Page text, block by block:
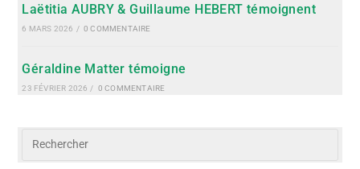
Laëtitia AUBRY & Guillaume HEBERT témoignent
6 MARS 2026 / 0 COMMENTAIRE
Géraldine Matter témoigne
23 FÉVRIER 2026 / 0 COMMENTAIRE